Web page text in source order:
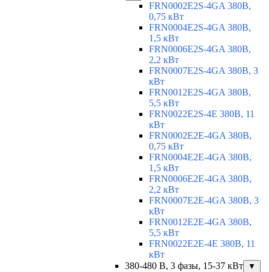
FRN0002E2S-4GA 380В,
0,75 кВт
FRN0004E2S-4GA 380В,
1,5 кВт
FRN0006E2S-4GA 380В,
2,2 кВт
FRN0007E2S-4GA 380В, 3
кВт
FRN0012E2S-4GA 380В,
5,5 кВт
FRN0022E2S-4E 380В, 11
кВт
FRN0002E2E-4GA 380В,
0,75 кВт
FRN0004E2E-4GA 380В,
1,5 кВт
FRN0006E2E-4GA 380В,
2,2 кВт
FRN0007E2E-4GA 380В, 3
кВт
FRN0012E2E-4GA 380В,
5,5 кВт
FRN0022E2E-4E 380В, 11
кВт
380-480 В, 3 фазы, 15-37 кВт
▼